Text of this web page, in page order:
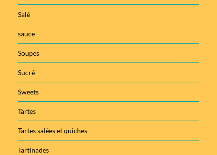
Salé
sauce
Soupes
Sucré
Sweets
Tartes
Tartes salées et quiches
Tartinades